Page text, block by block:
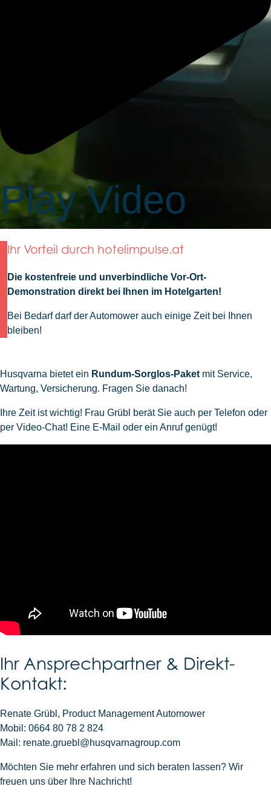
Play Video
Ihr Vorteil durch hotelimpulse.at
Die kostenfreie und unverbindliche Vor-Ort-
Demonstration direkt bei Ihnen im Hotelgarten!
Bei Bedarf darf der Automower auch einige Zeit bei Ihnen
bleiben!
Husqvarna bietet ein Rundum-Sorglos-Paketmit Service,
Wartung, Versicherung. Fragen Sie danach!
Ihre Zeit ist wichtig! Frau Grübl berät Sie auch per Telefon oder
per Video-Chat! Eine E-Mail oder ein Anruf genügt!
Ihr Ansprechpartner & Direkt-
Kontakt:
Renate Grübl, Product Management Automower
Mobil: 0664 80 78 2 824
Mail: renate.gruebl@husqvarnagroup.com
Möchten Sie mehr erfahren und sich beraten lassen? Wir
freuen uns über Ihre Nachricht!